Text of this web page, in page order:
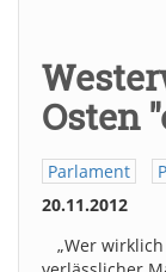
Osten
Parlament
20.11.2012
„Wer